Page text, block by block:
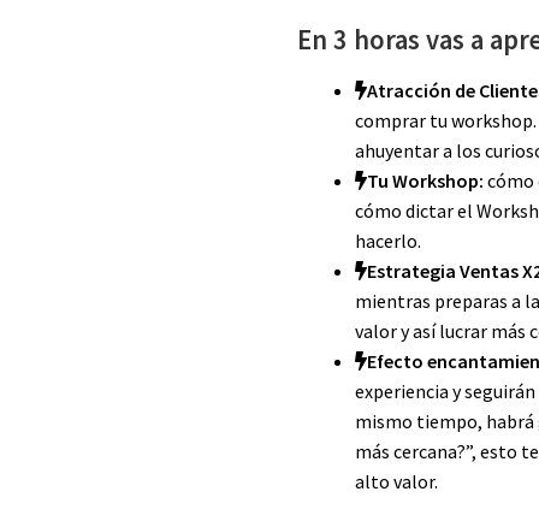
En 3 horas vas a
Atracción de
comprar tu
ahuyentar a los
Tu Workshop:cómo
cómo dictar el
hacerlo.
Estrategia Ventas
mientras preparas a
valor y así lucrar más
Efecto
experiencia y
mismo tiempo, habrá
más cercana?”, esto
alto valor.